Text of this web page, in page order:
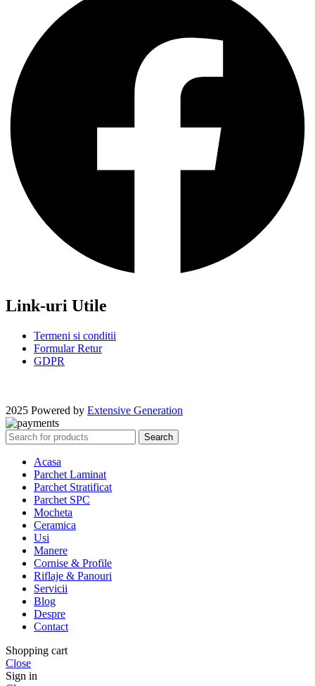
Link-uri Utile
Termeni si conditii
Formular Retur
GDPR
2025 Powered by Extensive Generation
Search
Acasa
Parchet Laminat
Parchet Stratificat
Parchet SPC
Mocheta
Ceramica
Usi
Manere
Cornise & Profile
Riflaje & Panouri
Servicii
Blog
Despre
Contact
Shopping cart
Close
Sign in